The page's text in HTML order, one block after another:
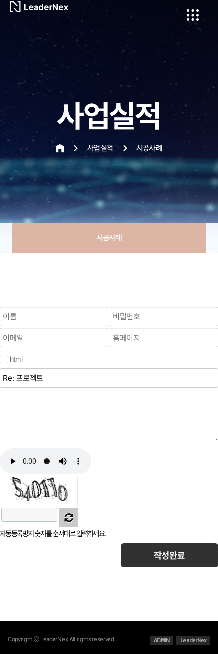
사업실적
사업실적 시공사례
시공사례
html
자동등록방지 숫자를 순서대로 입력하세요.
작성완료
Copyright ⓒ LeaderNex All rights reserved. ADMIN LeaderNex